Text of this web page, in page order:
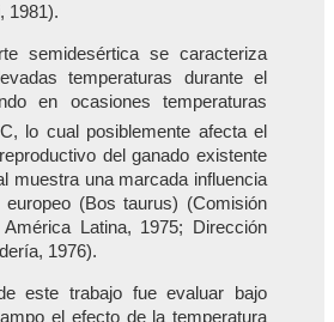
1981).
semidesértica se caracteriza
temperaturas durante el
en ocasiones temperaturas
C, lo cual posiblemente afecta el
del ganado existente
muestra una marcada influencia
(Bos taurus) (Comisión
Latina, 1975; Dirección
1976).
este trabajo fue evaluar bajo
el efecto de la temperatura